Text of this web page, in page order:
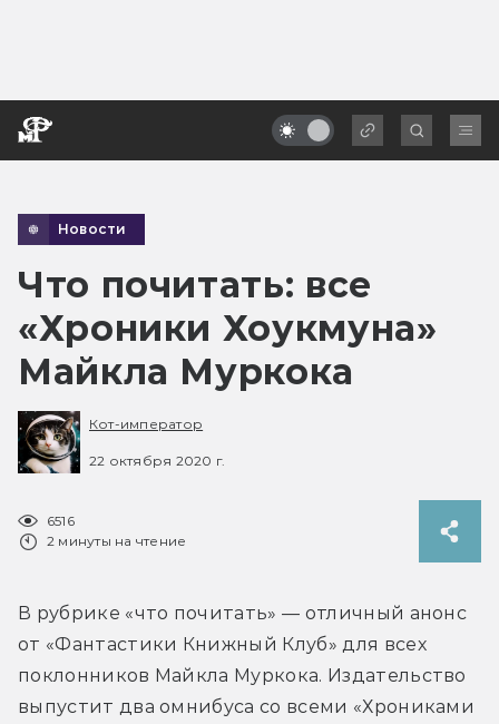
Новости
Что почитать: все
«Хроники Хоукмуна»
Майкла Муркока
Кот-император
22 октября 2020 г.
6516
2 минуты на чтение
В рубрике «что почитать» — отличный анонс
от «Фантастики Книжный Клуб» для всех
поклонников Майкла Муркока. Издательство
выпустит два омнибуса со всеми «Хрониками